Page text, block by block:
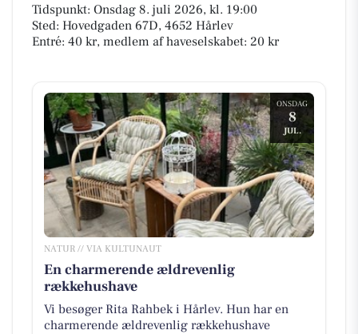
Tidspunkt: Onsdag 8. juli 2026, kl. 19:00
Sted: Hovedgaden 67D, 4652 Hårlev
Entré: 40 kr, medlem af haveselskabet: 20 kr
ONSDAG
8
JUL.
NATUR // VIA KULTUNAUT
En charmerende ældrevenlig
rækkehushave
Vi besøger Rita Rahbek i Hårlev. Hun har en
charmerende ældrevenlig rækkehushave